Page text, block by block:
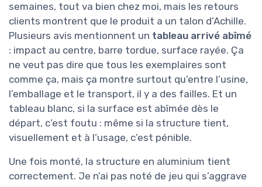
semaines, tout va bien chez moi, mais les retours
clients montrent que le produit a un talon d’Achille.
Plusieurs avis mentionnent un tableau arrivé abîmé
: impact au centre, barre tordue, surface rayée. Ça
ne veut pas dire que tous les exemplaires sont
comme ça, mais ça montre surtout qu’entre l’usine,
l’emballage et le transport, il y a des failles. Et un
tableau blanc, si la surface est abîmée dès le
départ, c’est foutu : même si la structure tient,
visuellement et à l’usage, c’est pénible.
Une fois monté, la structure en aluminium tient
correctement. Je n’ai pas noté de jeu qui s’aggrave